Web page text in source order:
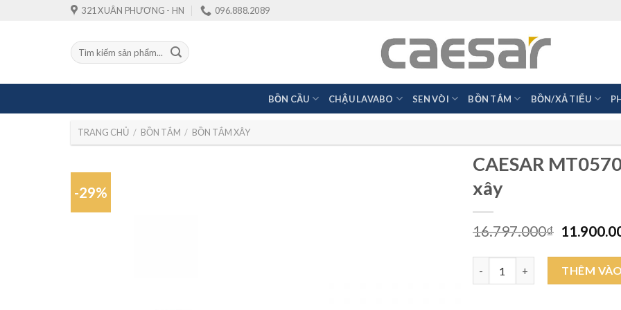
321 XUÂN PHƯƠNG - HN 096.888.2089
Tìm
kiếm:
BỒN CẦU CHẬU LAVABO SEN VÒI BỒN TẮM BỒN/XẢ TIỂU
TRANG CHỦ / BỒN TẮM / BỒN TẮM XÂY
-29%
CAESAR
xây
16.797.000₫ Giá
là:
CAESAR MT0570 1.7M - Bồn
THÊM